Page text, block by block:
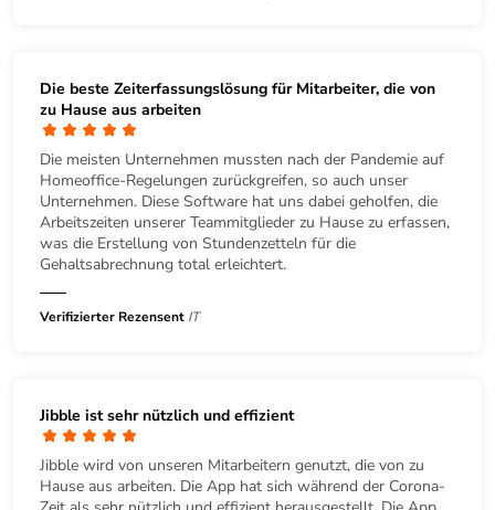
Die beste Zeiterfassungslösung für Mitarbeiter, die von
zu Hause aus arbeiten
Die meisten Unternehmen mussten nach der Pandemie auf
Homeoffice-Regelungen zurückgreifen, so auch unser
Unternehmen. Diese Software hat uns dabei geholfen, die
Arbeitszeiten unserer Teammitglieder zu Hause zu erfassen,
was die Erstellung von Stundenzetteln für die
Gehaltsabrechnung total erleichtert.
Verifizierter Rezensent IT
Jibble ist sehr nützlich und effizient
Jibble wird von unseren Mitarbeitern genutzt, die von zu
Hause aus arbeiten. Die App hat sich während der Corona-